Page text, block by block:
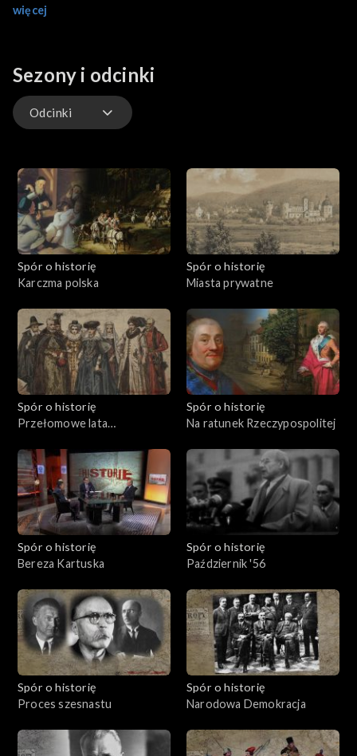
tak wielu nie zawdzięczało tak wiele tak nielicznym.
więcej
Sezony i odcinki
Odcinki
Spór o historię
Karczma polska
Spór o historię
Miasta prywatne
Spór o historię
Przełomowe lata
Spór o historię
Na ratunek Rzeczypospolitej
Spór o historię
Bereza Kartuska
Spór o historię
Październik '56
Spór o historię
Proces szesnastu
Spór o historię
Narodowa Demokracja